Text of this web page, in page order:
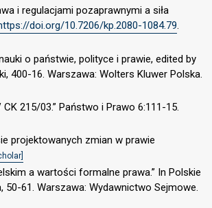
i regulacjami pozaprawnymi a siła
doi.org/10.7206/kp.2080-1084.79.
o państwie, polityce i prawie, edited by
400-16. Warszawa: Wolters Kluwer Polska.
215/03.” Państwo i Prawo 6:111-15.
projektowanych zmian w prawie
a wartości formalne prawa.” In Polskie
50-61. Warszawa: Wydawnictwo Sejmowe.